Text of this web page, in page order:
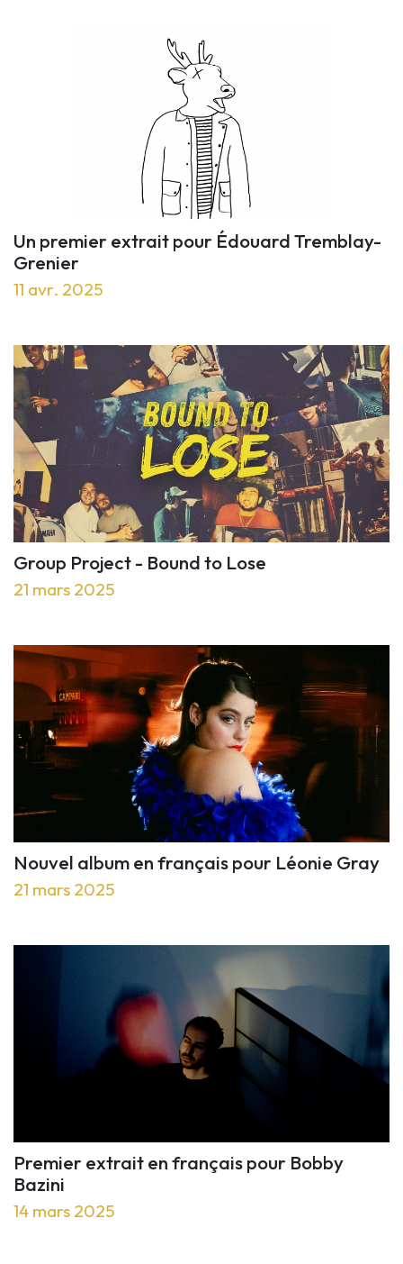
Un premier extrait pour Édouard Tremblay-
Grenier
11 avr. 2025
Group Project - Bound to Lose
21 mars 2025
Nouvel album en français pour Léonie Gray
21 mars 2025
Premier extrait en français pour Bobby
Bazini
14 mars 2025